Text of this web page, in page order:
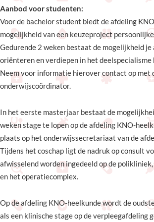
Aanbod voor studenten:
Voor de bachelor student biedt de afdeling
mogelijkheid van een keuzeproject
Gedurende 2 weken bestaat de mogelijkheid
oriënteren en verdiepen in het deelspecialisme
Neem voor informatie hierover contact op met
onderwijscoördinator.
In het eerste masterjaar bestaat de
weken stage te lopen op de afdeling KNO-
plaats op het onderwijssecretariaat van de
Tijdens het coschap ligt de nadruk op consult
afwisselend worden ingedeeld op de
en het operatiecomplex.
Op de afdeling KNO-heelkunde wordt de
als een klinische stage op de verpleegafdeling